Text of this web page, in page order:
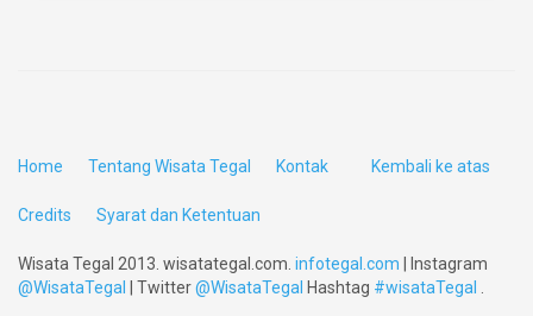
Kembali ke atas
Home Tentang Wisata Tegal Kontak
Credits Syarat dan Ketentuan
Wisata Tegal 2013. wisatategal.com. infotegal.com | Instagram
@WisataTegal
| Twitter@WisataTegal Hashtag #wisataTegal